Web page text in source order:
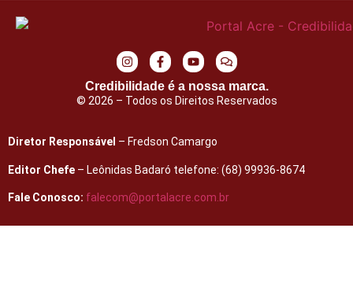
Credibilidade é a nossa marca.
© 2026 – Todos os Direitos Reservados
Diretor Responsável – Fredson Camargo
Editor Chefe – Leônidas Badaró telefone: (68) 99936-8674
Fale Conosco: falecom@portalacre.com.br